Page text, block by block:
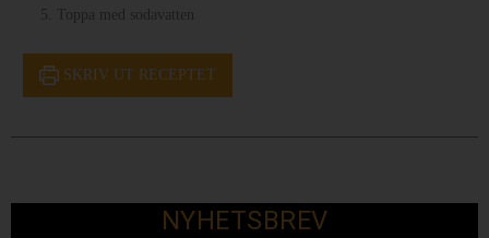
Toppa med sodavatten
SKRIV UT RECEPTET
NYHETSBREV